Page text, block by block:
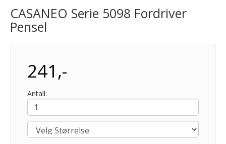
CASANEO Serie 5098 Fordriver
Pensel
241,-
Antall: